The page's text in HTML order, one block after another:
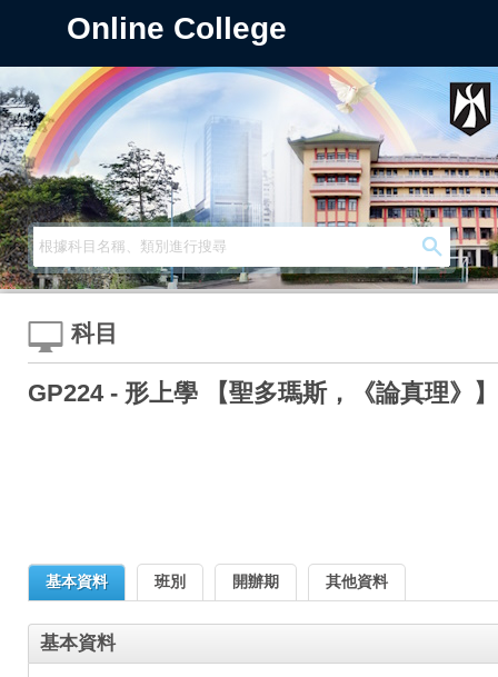
Online College
科目
GP224 - 形上學 【聖多瑪斯，《論真理》】
基本資料 班別 開辦期 其他資料
基本資料